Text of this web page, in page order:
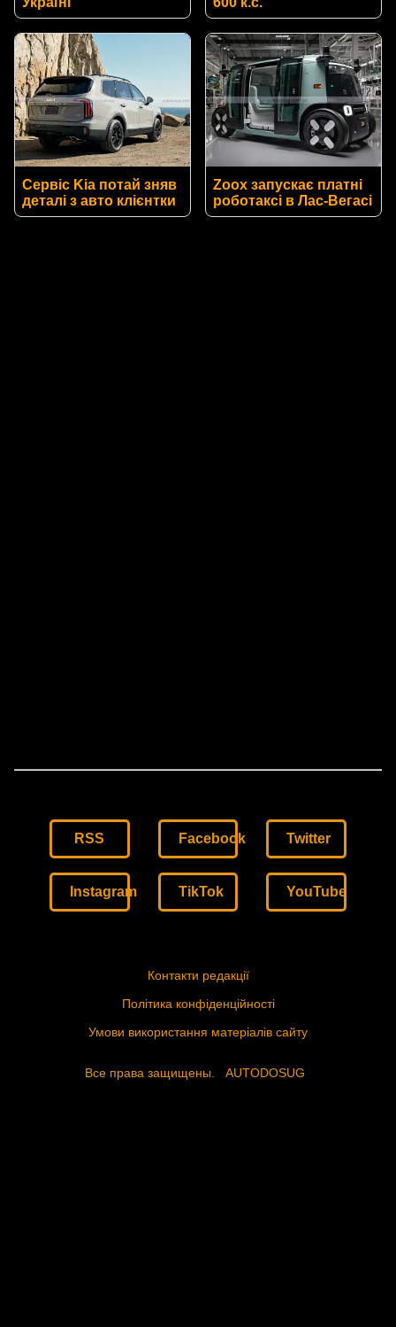
Сервіс Kia потай зняв
деталі з авто клієнтки
Zoox запускає платні
роботаксі в Лас-Вегасі
RSS Facebook Twitter
Instagram TikTok YouTube
Контакти редакції
Політика конфіденційності
Умови використання матеріалів сайту
Все права защищены. AUTODOSUG